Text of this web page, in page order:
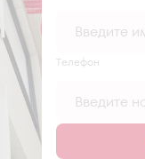
Tелефон